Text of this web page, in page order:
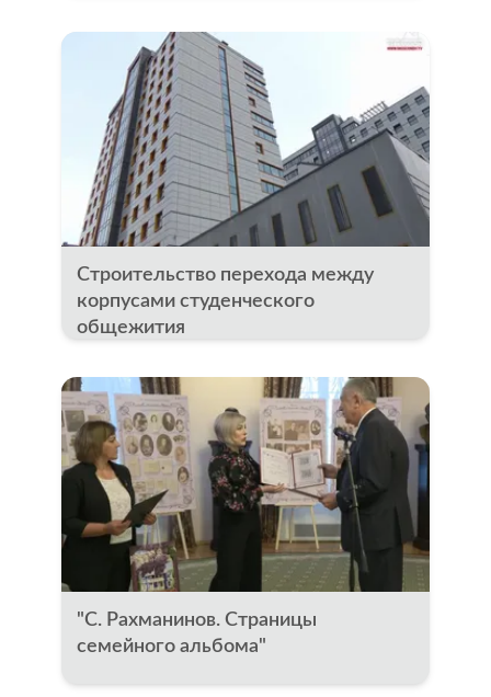
Строительство перехода между
корпусами студенческого
общежития
"С. Рахманинов. Страницы
семейного альбома"